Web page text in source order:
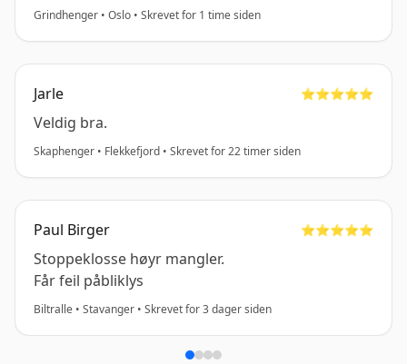
Grindhenger • Oslo • Skrevet for 1 time siden
Jarle ⭐️⭐️⭐️⭐️⭐️
Veldig bra.
Skaphenger • Flekkefjord • Skrevet for 22 timer siden
Paul Birger ⭐️⭐️⭐️⭐️⭐️
Stoppeklosse høyr mangler.
Får feil påbliklys
Biltralle • Stavanger • Skrevet for 3 dager siden